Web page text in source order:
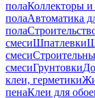
полаКоллекторы
полаАвтоматика
пола
смесиШпатлевки
смеси
смесиГрунтовки
клеи, герметики
пенаКлеи для